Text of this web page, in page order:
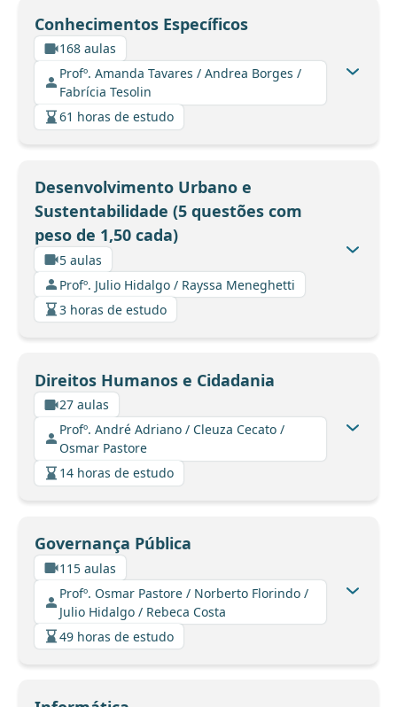
Conhecimentos Específicos
168 aulas
Profº. Amanda Tavares / Andrea Borges /
Fabrícia Tesolin
61 horas de estudo
Desenvolvimento Urbano e
Sustentabilidade (5 questões com
peso de 1,50 cada)
5 aulas
Profº. Julio Hidalgo / Rayssa Meneghetti
3 horas de estudo
Direitos Humanos e Cidadania
27 aulas
Profº. André Adriano / Cleuza Cecato /
Osmar Pastore
14 horas de estudo
Governança Pública
115 aulas
Profº. Osmar Pastore / Norberto Florindo /
Julio Hidalgo / Rebeca Costa
49 horas de estudo